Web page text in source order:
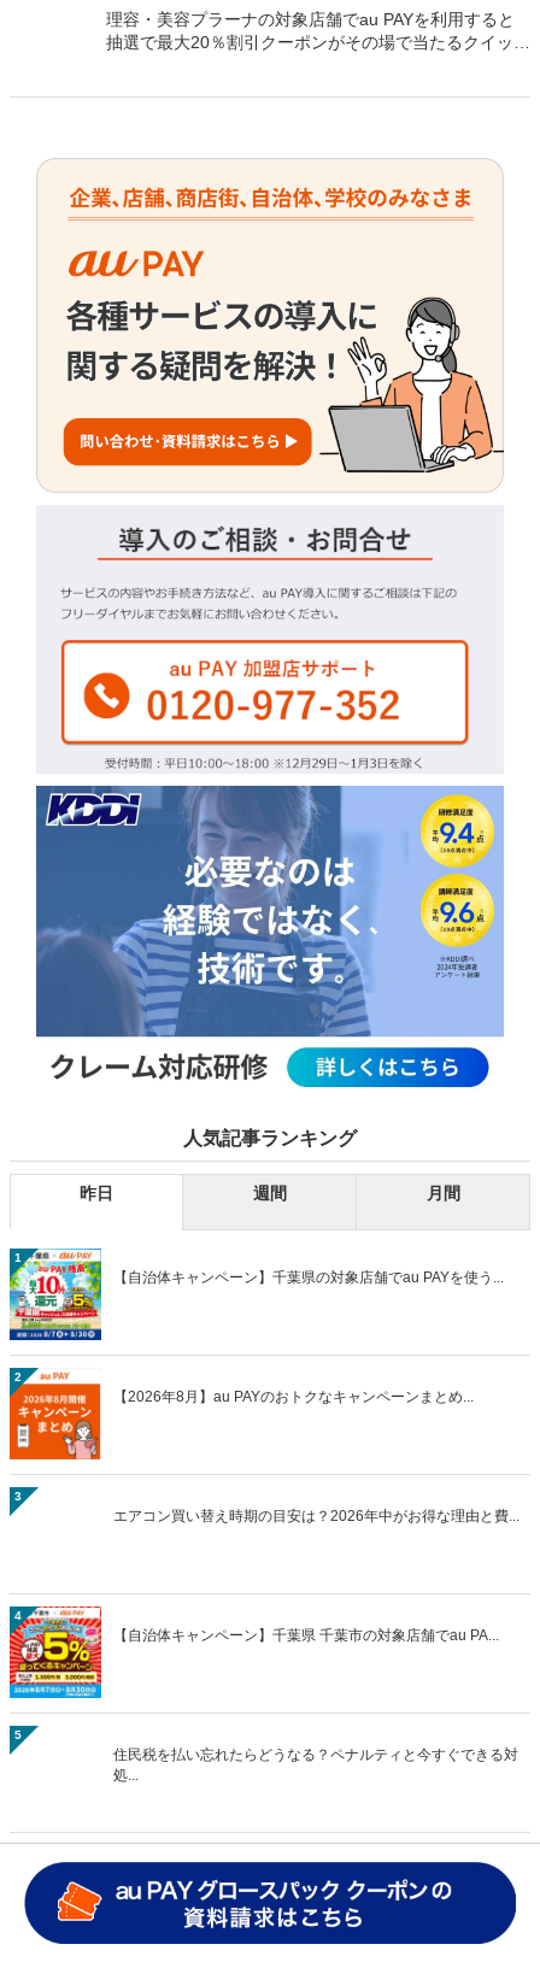
理容・美容プラーナの対象店舗でau PAYを利用すると
抽選で最大20％割引クーポンがその場で当たるクイック
人気記事ランキング
昨日 週間 月間
1
【自治体キャンペーン】千葉県の対象店舗でau PAYを使う...
2
【2026年8月】au PAYのおトクなキャンペーンまとめ...
3
エアコン買い替え時期の目安は？2026年中がお得な理由と費...
4
【自治体キャンペーン】千葉県 千葉市の対象店舗でau PA...
5
住民税を払い忘れたらどうなる？ペナルティと今すぐできる対
処...
最近話題のキーワード
#キャンペーン #QRコード決済 #自治体キャンペーン #中部/北陸